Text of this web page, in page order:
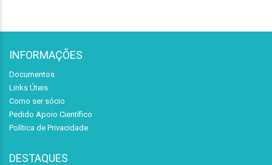
INFORMAÇÕES
Documentos
Links Úteis
Como ser sócio
Pedido Apoio Científico
Política de Privacidade
DESTAQUES